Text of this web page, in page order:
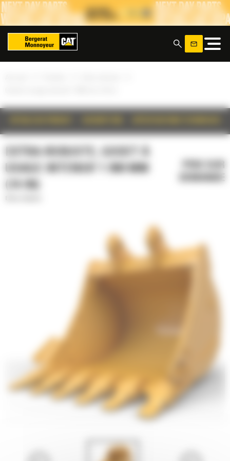
EXTRA-ROBUSTE, GODET À
USAGE INTENSIF 1 900 MM
(74 IN)
Panneau de gestion des cookies